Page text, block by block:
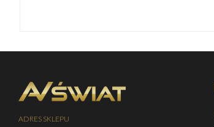
ADRES SKLEPU